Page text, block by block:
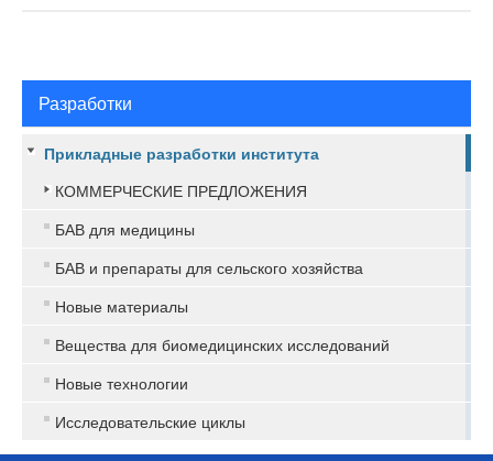
Разработки
Прикладные разработки института
КОММЕРЧЕСКИЕ ПРЕДЛОЖЕНИЯ
БАВ для медицины
БАВ и препараты для сельского хозяйства
Новые материалы
Вещества для биомедицинских исследований
Новые технологии
Исследовательские циклы